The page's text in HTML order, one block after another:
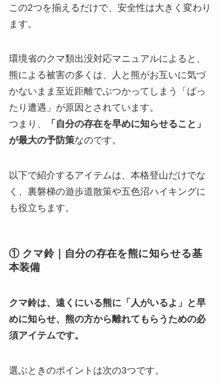
この2つを揃えるだけで、安全性は大きく変わり
ます。
環境省のクマ類出没対応マニュアルによると、
熊による被害の多くは、人と熊がお互いに気づ
かないまま至近距離でぶつかってしまう「ばっ
たり遭遇」が原因とされています。
つまり、
「自分の存在を早めに知らせること」
が最大の予防策なのです。
以下で紹介するアイテムは、本格登山だけでな
く、裏磐梯の遊歩道散策や五色沼ハイキングに
も役立ちます。
① クマ鈴｜自分の存在を熊に知らせる基
本装備
クマ鈴は、遠くにいる熊に「人がいるよ」と早
めに知らせ、熊の方から離れてもらうための必
須アイテムです。
選ぶときのポイントは次の3つです。